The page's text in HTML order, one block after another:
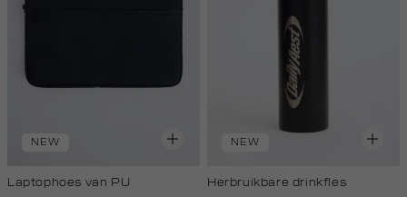
NEW
Laptophoes van PU
NEW
Herbruikbare drinkfles